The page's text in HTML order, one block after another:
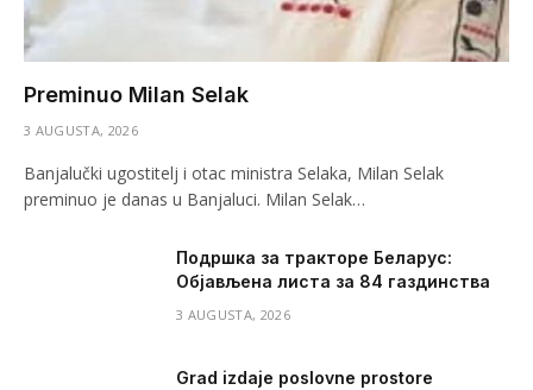
Preminuo Milan Selak
3 AUGUSTA, 2026
Banjalučki ugostitelj i otac ministra Selaka, Milan Selak
preminuo je danas u Banjaluci. Milan Selak…
Подршка за тракторе Беларус:
Објављена листа за 84 газдинства
3 AUGUSTA, 2026
Grad izdaje poslovne prostore